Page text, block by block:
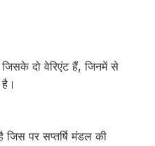
दो वेरिएंट हैं, जिनमें से
पर सप्तर्षि मंडल की